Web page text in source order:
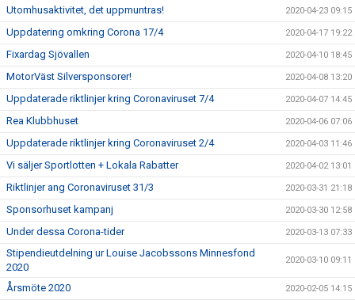
Utomhusaktivitet, det uppmuntras! 2020-04-23 09:15
Uppdatering omkring Corona 17/4 2020-04-17 19:22
Fixardag Sjövallen 2020-04-10 18:45
MotorVäst Silversponsorer! 2020-04-08 13:20
Uppdaterade riktlinjer kring Coronaviruset 7/4 2020-04-07 14:45
Rea Klubbhuset 2020-04-06 07:06
Uppdaterade riktlinjer kring Coronaviruset 2/4 2020-04-03 11:46
Vi säljer Sportlotten + Lokala Rabatter 2020-04-02 13:01
Riktlinjer ang Coronaviruset 31/3 2020-03-31 21:18
Sponsorhuset kampanj 2020-03-30 12:58
Under dessa Corona-tider 2020-03-13 07:33
Stipendieutdelning ur Louise Jacobssons Minnesfond
2020
2020-03-10 09:11
Årsmöte 2020 2020-02-05 14:15